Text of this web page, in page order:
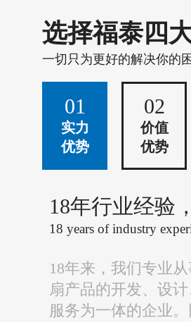
选择福泰四
一切只为更好的解决你的
01
实力
优势
02
价值
优势
18年行业经验
18 years of industry
18年来，我们专业
扇产品的开发、设
服务为一体的企业